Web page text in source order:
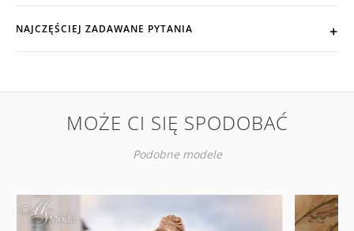
NAJCZĘŚCIEJ ZADAWANE PYTANIA
MOŻE CI SIĘ SPODOBAĆ
Podobne modele